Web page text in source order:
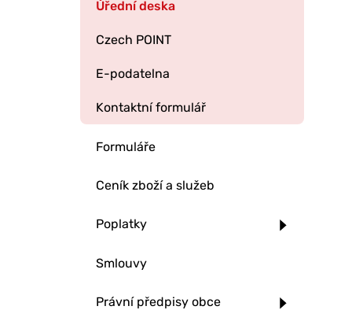
Úřední deska
Czech POINT
E-podatelna
Kontaktní formulář
Formuláře
Ceník zboží a služeb
Poplatky
Smlouvy
Právní předpisy obce